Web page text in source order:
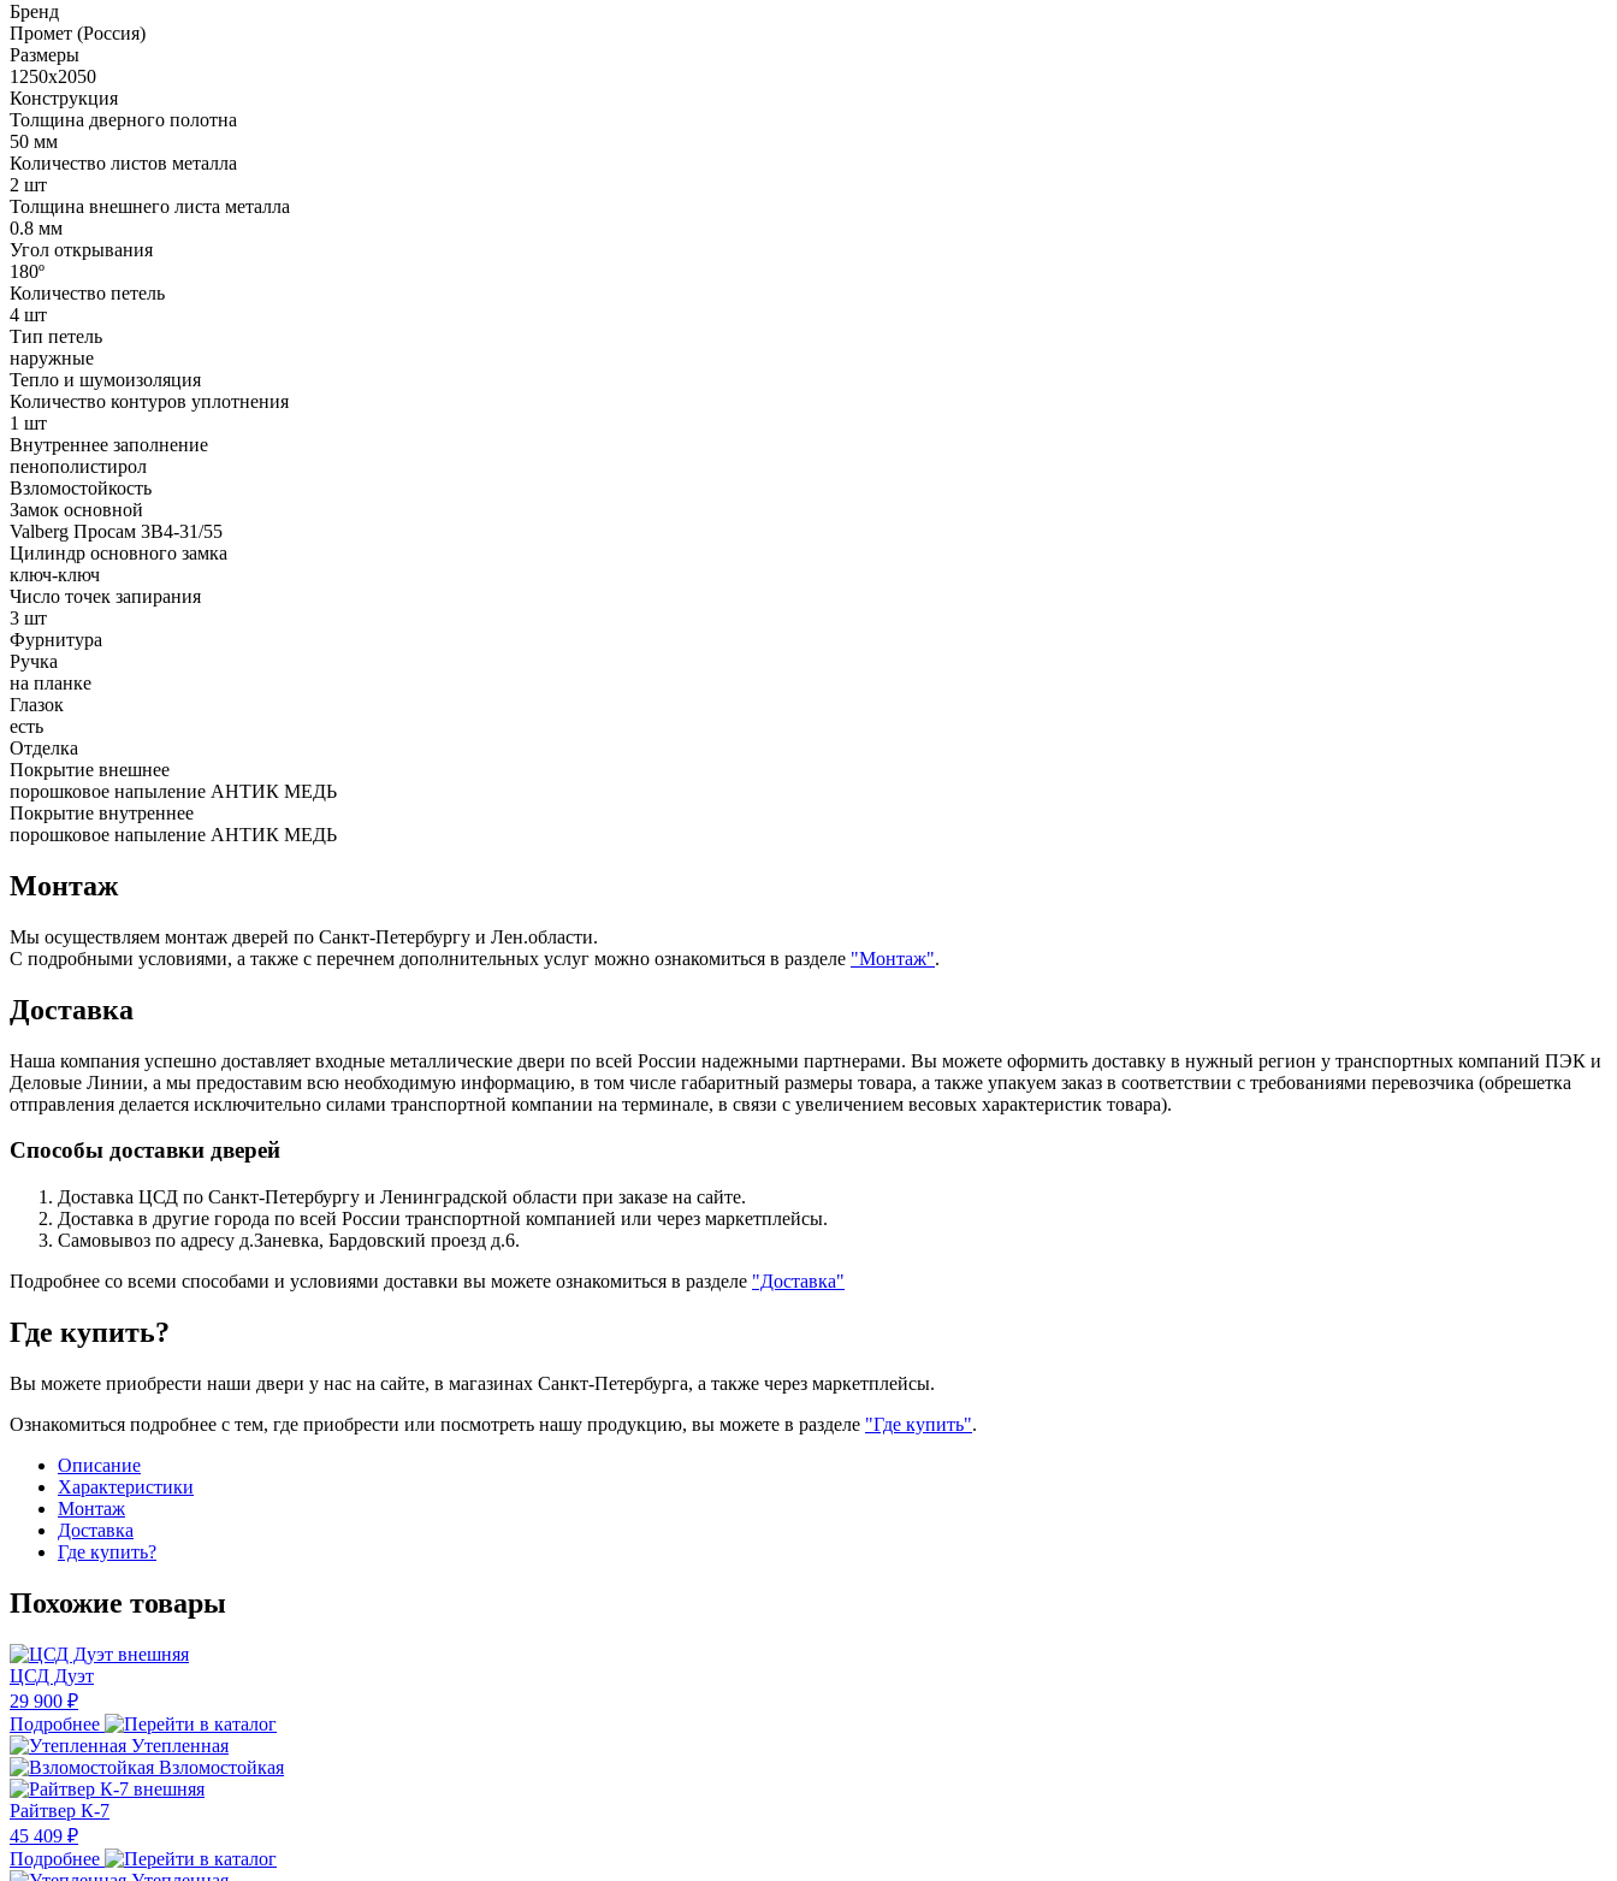
Бренд
Промет (Россия)
Размеры
1250x2050
Конструкция
Толщина дверного полотна
50 мм
Количество листов металла
2 шт
Толщина внешнего листа металла
0.8 мм
Угол открывания
180º
Количество петель
4 шт
Тип петель
наружные
Тепло и шумоизоляция
Количество контуров уплотнения
1 шт
Внутреннее заполнение
пенополистирол
Взломостойкость
Замок основной
Valberg Просам 3В4-31/55
Цилиндр основного замка
ключ-ключ
Число точек запирания
3 шт
Фурнитура
Ручка
на планке
Глазок
есть
Отделка
Покрытие внешнее
порошковое напыление АНТИК МЕДЬ
Покрытие внутреннее
порошковое напыление АНТИК МЕДЬ
Монтаж
Мы осуществляем монтаж дверей по Санкт-Петербургу и Лен.области.
С подробными условиями, а также с перечнем дополнительных услуг можно ознакомиться в разделе "Монтаж".
Доставка
Наша компания успешно доставляет входные металлические двери по всей России надежными партнерами. Вы можете оформить доставку в нужный регион у транспортных компаний ПЭК и
Деловые Линии, а мы предоставим всю необходимую информацию, в том числе габаритный размеры товара, а также упакуем заказ в соответствии с требованиями перевозчика (обрешетка
отправления делается исключительно силами транспортной компании на терминале, в связи с увеличением весовых характеристик товара).
Способы доставки дверей
Доставка ЦСД по Санкт-Петербургу и Ленинградской области при заказе на сайте.
Доставка в другие города по всей России транспортной компанией или через маркетплейсы.
Самовывоз по адресу д.Заневка, Бардовский проезд д.6.
Подробнее со всеми способами и условиями доставки вы можете ознакомиться в разделе "Доставка"
Где купить?
Вы можете приобрести наши двери у нас на сайте, в магазинах Санкт-Петербурга, а также через маркетплейсы.
Ознакомиться подробнее с тем, где приобрести или посмотреть нашу продукцию, вы можете в разделе "Где купить".
Описание
Характеристики
Монтаж
Доставка
Где купить?
Похожие товары
ЦСД Дуэт
29 900 ₽
Подробнее
Утепленная
Взломостойкая
Райтвер К-7
45 409 ₽
Подробнее